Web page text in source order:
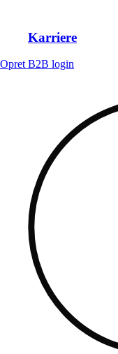
Karriere
Opret B2B login